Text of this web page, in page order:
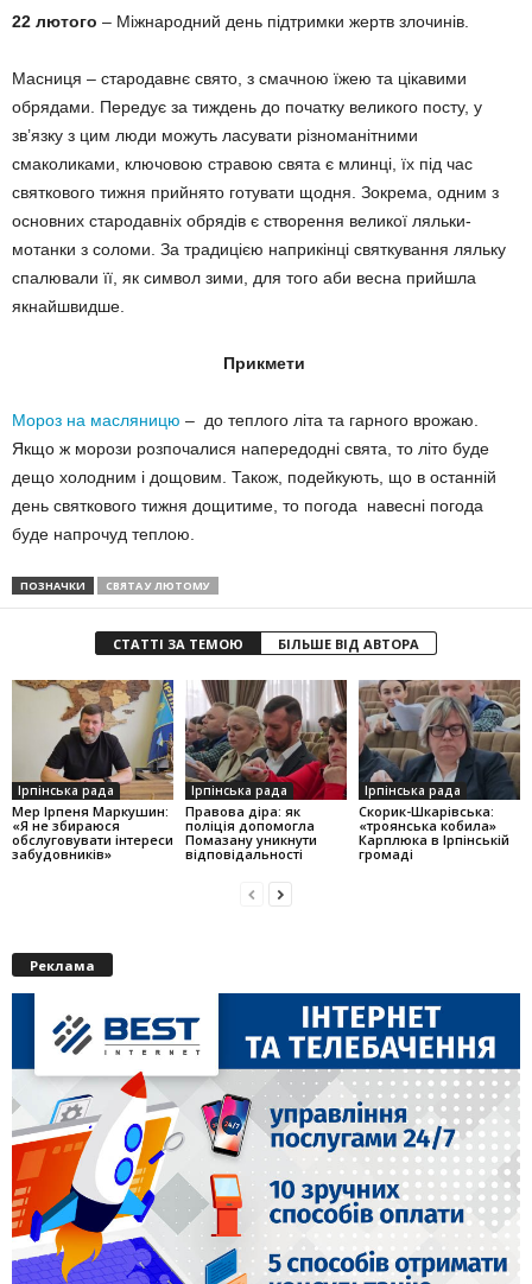
22 лютого – Міжнародний день підтримки жертв злочинів.
Масниця – стародавнє свято, з смачною їжею та цікавими
обрядами. Передує за тиждень до початку великого посту, у
зв’язку з цим люди можуть ласувати різноманітними
смаколиками, ключовою стравою свята є млинці, їх під час
святкового тижня прийнято готувати щодня. Зокрема, одним з
основних стародавніх обрядів є створення великої ляльки-
мотанки з соломи. За традицією наприкінці святкування ляльку
спалювали її, як символ зими, для того аби весна прийшла
якнайшвидше.
Прикмети
Мороз на масляницю – до теплого літа та гарного врожаю.
Якщо ж морози розпочалися напередодні свята, то літо буде
дещо холодним і дощовим. Також, подейкують, що в останній
день святкового тижня дощитиме, то погода навесні погода
буде напрочуд теплою.
ПОЗНАЧКИ СВЯТА У ЛЮТОМУ
СТАТТІ ЗА ТЕМОЮ БІЛЬШЕ ВІД АВТОРА
Ірпінська рада
Мер Ірпеня Маркушин:
«Я не збираюся
обслуговувати інтереси
забудовників»
Ірпінська рада
Правова діра: як
поліція допомогла
Помазану уникнути
відповідальності
Ірпінська рада
Скорик-Шкарівська:
«троянська кобила»
Карплюка в Ірпінській
громаді
Реклама